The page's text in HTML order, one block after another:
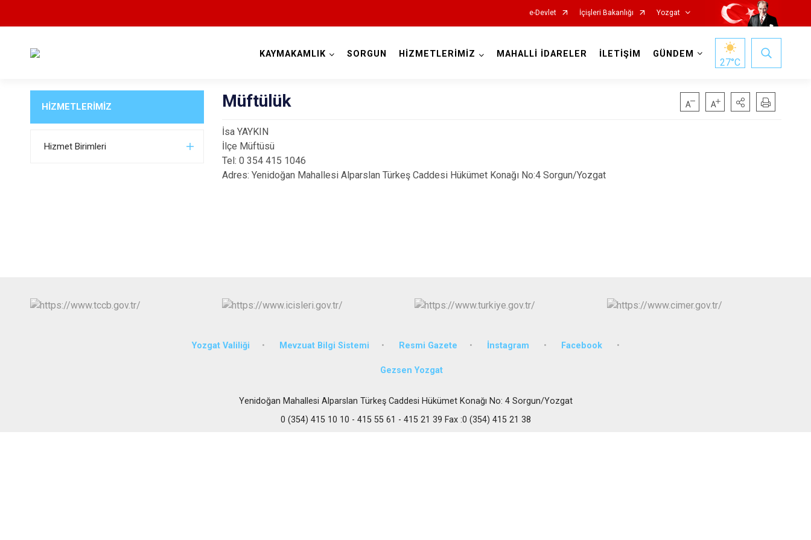
e-Devlet İçişleri Bakanlığı Yozgat
Derince
Kartepe
KAYMAKAMLIK SORGUN HİZMETLERİMİZ MAHALLİ İDARELER İLETİŞİM GÜNDEM
27°C
HİZMETLERİMİZ
Hizmet Birimleri
Müftülük
İsa YAYKIN
İlçe Müftüsü
Tel: 0 354 415 1046
Adres:Yenidoğan Mahallesi Alparslan Türkeş Caddesi Hükümet Konağı No:4 Sorgun/Yozgat
Yozgat Valiliği Mevzuat Bilgi Sistemi Resmi Gazete İnstagram Facebook
Gezsen Yozgat
Yenidoğan Mahallesi Alparslan Türkeş Caddesi Hükümet Konağı No: 4 Sorgun/Yozgat
0 (354) 415 10 10 - 415 55 61 - 415 21 39 Fax :0 (354) 415 21 38